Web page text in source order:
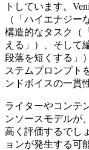
トしています。
（「ハイエナジー
構造的なタスク（
える」）、そして
段落を短くする」
ステムプロンプト
ンドボイスの一貫
ライターやコンテ
ンソースモデルが
高く評価するでし
ョンが発生する可